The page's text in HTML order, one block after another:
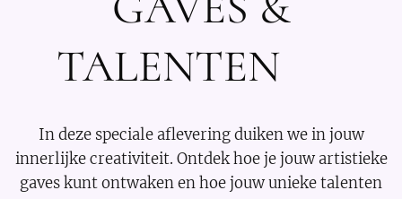
TALENTEN ✨
In deze speciale aflevering duiken we in jouw
innerlijke creativiteit. Ontdek hoe je jouw artistieke
gaves kunt ontwaken en hoe jouw unieke talenten